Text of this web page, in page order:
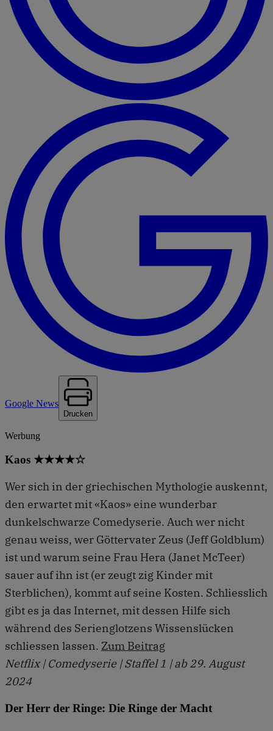
Google News
Drucken
Werbung
Kaos ★★★★☆
Wer sich in der griechischen Mythologie auskennt,
den erwartet mit «Kaos» eine wunderbar
dunkelschwarze Comedyserie. Auch wer nicht
genau weiss, wer Göttervater Zeus (Jeff Goldblum)
ist und warum seine Frau Hera (Janet McTeer)
sauer auf ihn ist (er zeugt zig Kinder mit
Sterblichen), kommt auf seine Kosten. Schliesslich
gibt es ja das Internet, mit dessen Hilfe sich
während des Serienglotzens Wissenslücken
schliessen lassen. Zum Beitrag
Netflix | Comedyserie | Staffel 1 | ab 29. August
2024
Der Herr der Ringe: Die Ringe der Macht